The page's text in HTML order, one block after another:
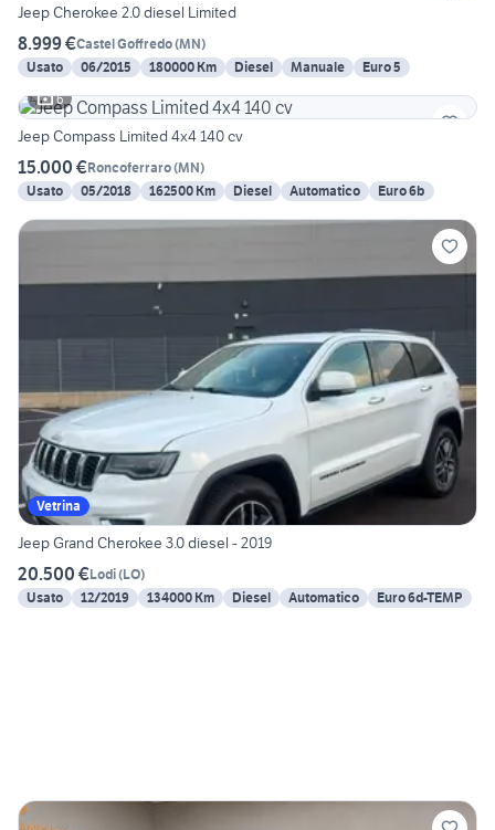
Jeep Cherokee 2.0 diesel Limited
8.999 €Castel Goffredo(MN)
Usato
06/2015 180000 Km Diesel Manuale
Euro 5
6
Jeep Compass Limited 4x4 140 cv
15.000 €Roncoferraro(MN)
Usato
05/2018 162500 Km Diesel Automatico Euro 6b
Vetrina
Jeep Grand Cherokee 3.0 diesel - 2019
20.500 €Lodi(LO)
Usato
12/2019 134000 Km Diesel Automatico Euro 6d-TEMP